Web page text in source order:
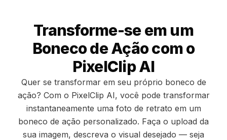
Transforme-se em um
Boneco de Ação com o
PixelClip AI
Quer se transformar em seu próprio boneco de
ação? Com o PixelClip AI, você pode transformar
instantaneamente uma foto de retrato em um
boneco de ação personalizado. Faça o upload da
sua imagem, descreva o visual desejado — seja